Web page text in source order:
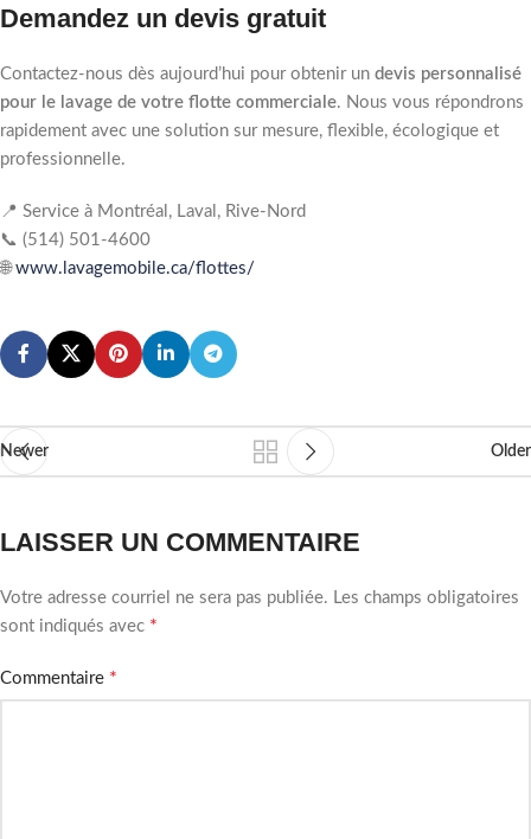
Demandez un devis gratuit
Contactez-nous dès aujourd’hui pour obtenir un devis personnalisé
pour le lavage de votre flotte commerciale. Nous vous répondrons
rapidement avec une solution sur mesure, flexible, écologique et
professionnelle.
📍 Service à Montréal, Laval, Rive-Nord
📞 (514) 501-4600
🌐www.lavagemobile.ca/flottes/
Newer Older
LAISSER UN COMMENTAIRE
Votre adresse courriel ne sera pas publiée. Les champs obligatoires
sont indiqués avec *
Commentaire *